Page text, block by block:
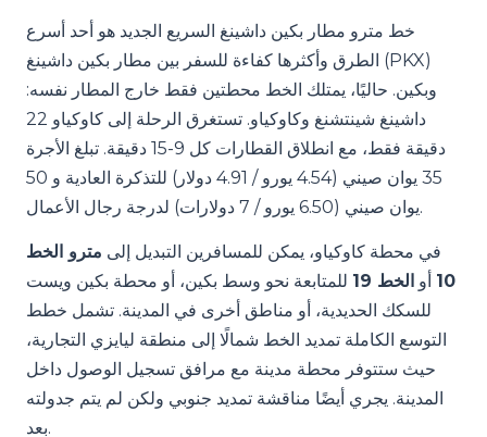
خط مترو مطار بكين داشينغ السريع الجديد هو أحد أسرع
الطرق وأكثرها كفاءة للسفر بين مطار بكين داشينغ (PKX)
وبكين. حاليًا، يمتلك الخط محطتين فقط خارج المطار نفسه:
داشينغ شينتشنغ وكاوكياو. تستغرق الرحلة إلى كاوكياو 22
دقيقة فقط، مع انطلاق القطارات كل 9-15 دقيقة. تبلغ الأجرة
35 يوان صيني (4.54 يورو / 4.91 دولار) للتذكرة العادية و 50
يوان صيني (6.50 يورو / 7 دولارات) لدرجة رجال الأعمال.
في محطة كاوكياو، يمكن للمسافرين التبديل إلى مترو الخط
10 أو الخط 19
للمتابعة نحو وسط بكين، أو محطة بكين ويست
للسكك الحديدية، أو مناطق أخرى في المدينة. تشمل خطط
التوسع الكاملة تمديد الخط شمالًا إلى منطقة ليايزي التجارية،
حيث ستتوفر محطة مدينة مع مرافق تسجيل الوصول داخل
المدينة. يجري أيضًا مناقشة تمديد جنوبي ولكن لم يتم جدولته
بعد.